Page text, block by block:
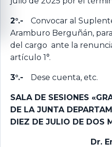
2°.- Convocar al
Aramburo Berguñán,
del cargo ante la
artículo 1°.
3°.- Dese cuenta, etc.
SALA DE SESIONES
DE LA JUNTA
DIEZ DE JULIO DE DOS
Dr.